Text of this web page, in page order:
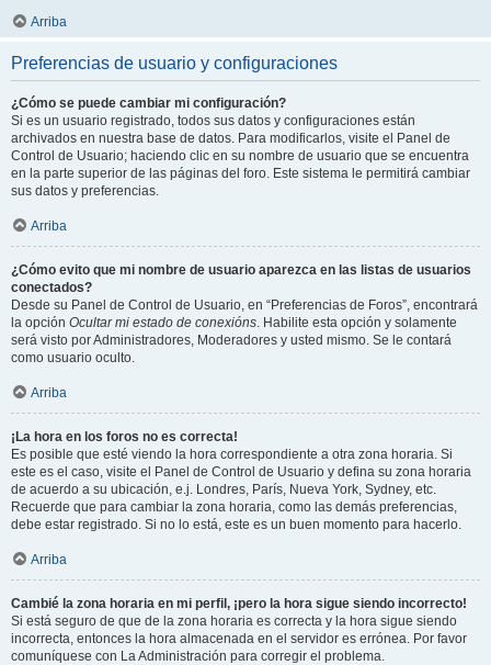
Arriba
Preferencias de usuario y configuraciones
¿Cómo se puede cambiar mi configuración?
Si es un usuario registrado, todos sus datos y configuraciones están
archivados en nuestra base de datos. Para modificarlos, visite el Panel de
Control de Usuario; haciendo clic en su nombre de usuario que se encuentra
en la parte superior de las páginas del foro. Este sistema le permitirá cambiar
sus datos y preferencias.
Arriba
¿Cómo evito que mi nombre de usuario aparezca en las listas de usuarios
conectados?
Desde su Panel de Control de Usuario, en “Preferencias de Foros”, encontrará
la opción Ocultar mi estado de conexións. Habilite esta opción y solamente
será visto por Administradores, Moderadores y usted mismo. Se le contará
como usuario oculto.
Arriba
¡La hora en los foros no es correcta!
Es posible que esté viendo la hora correspondiente a otra zona horaria. Si
este es el caso, visite el Panel de Control de Usuario y defina su zona horaria
de acuerdo a su ubicación, e.j. Londres, París, Nueva York, Sydney, etc.
Recuerde que para cambiar la zona horaria, como las demás preferencias,
debe estar registrado. Si no lo está, este es un buen momento para hacerlo.
Arriba
Cambié la zona horaria en mi perfil, ¡pero la hora sigue siendo incorrecto!
Si está seguro de que de la zona horaria es correcta y la hora sigue siendo
incorrecta, entonces la hora almacenada en el servidor es errónea. Por favor
comuníquese con La Administración para corregir el problema.